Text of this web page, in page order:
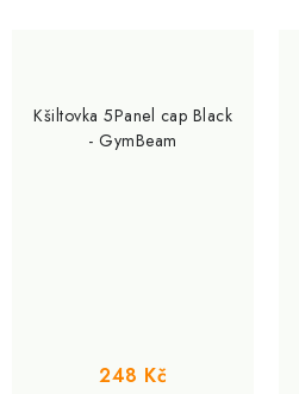
Kšiltovka 5Panel cap Black
- GymBeam
248 Kč